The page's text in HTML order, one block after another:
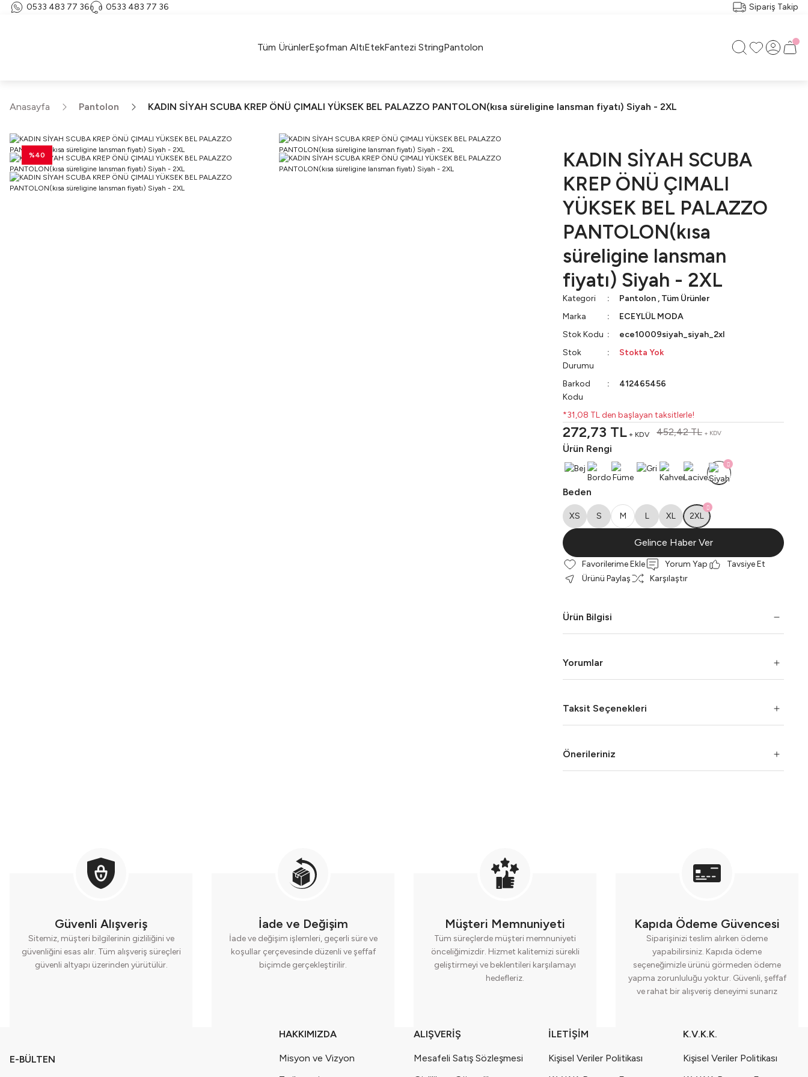
0533 483 77 36 0533 483 77 36 Sipariş Takip
Tüm ÜrünlerEşofman AltıEtekFantezi StringPantolon
Anasayfa Pantolon KADIN SİYAH SCUBA KREP ÖNÜ ÇIMALI YÜKSEK BEL PALAZZO PANTOLON(kısa süreligine lansman fiyatı) Siyah - 2XL
%40
KADIN SİYAH SCUBA
KREP ÖNÜ ÇIMALI
YÜKSEK BEL PALAZZO
PANTOLON(kısa
süreligine lansman
fiyatı) Siyah - 2XL
Kategori Pantolon , Tüm Ürünler
Marka
ECEYLÜL MODA
Stok Kodu
ece10009siyah_siyah_2xl
Stok
Durumu
Stokta Yok
Barkod
Kodu
412465456
*31,08 TL den başlayan taksitlerle!
272,73 TL + KDV 452,42 TL + KDV
Ürün Rengi
Beden
XS S M L XL 2XL
Gelince Haber Ver
Yorum Yap
Tavsiye Et
Ürünü Paylaş
Karşılaştır
Ürün Bilgisi
Yorumlar
Taksit Seçenekleri
Önerileriniz
Güvenli Alışveriş
Sitemiz, müşteri bilgilerinin gizliliğini ve
güvenliğini esas alır. Tüm alışveriş süreçleri
güvenli altyapı üzerinden yürütülür.
İade ve Değişim
İade ve değişim işlemleri, geçerli süre ve
koşullar çerçevesinde düzenli ve şeffaf
biçimde gerçekleştirilir.
Müşteri Memnuniyeti
Tüm süreçlerde müşteri memnuniyeti
önceliğimizdir. Hizmet kalitemizi sürekli
geliştirmeyi ve beklentileri karşılamayı
hedefleriz.
Kapıda Ödeme Güvencesi
Siparişinizi teslim alırken ödeme
yapabilirsiniz. Kapıda ödeme
seçeneğimizle ürünü görmeden ödeme
yapma zorunluluğu yoktur. Güvenli, şeffaf
ve rahat bir alışveriş deneyimi sunarız
E-BÜLTEN
HAKKIMIZDA
Misyon ve Vizyon
ALIŞVERİŞ
Mesafeli Satış Sözleşmesi
İLETİŞİM
Kişisel Veriler Politikası
K.V.K.K.
Kişisel Veriler Politikası